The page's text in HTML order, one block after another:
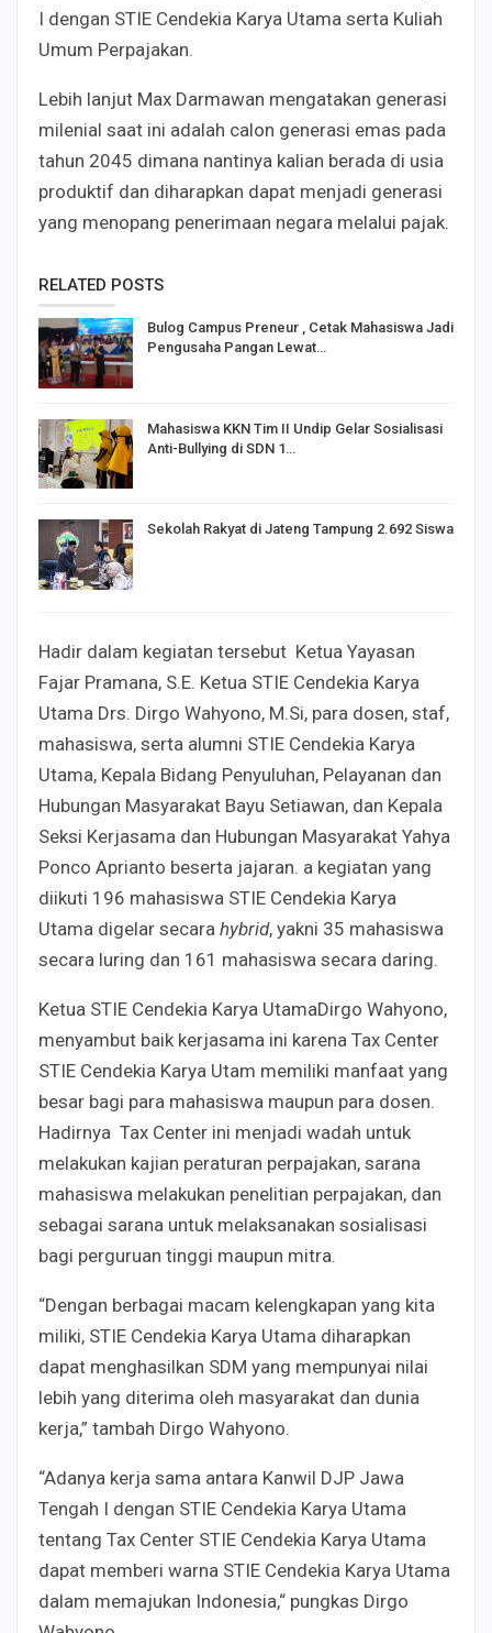
I dengan STIE Cendekia Karya Utama serta Kuliah
Umum Perpajakan.
Lebih lanjut Max Darmawan mengatakan generasi
milenial saat ini adalah​ calon generasi emas pada
tahun 2045​ dimana nantinya kalian berada di usia
produktif dan diharapkan dapat menjadi generasi
yang menopang penerimaan negara melalui pajak.
RELATED POSTS
Bulog Campus Preneur , Cetak Mahasiswa Jadi
Pengusaha Pangan Lewat…
Mahasiswa KKN Tim II Undip Gelar Sosialisasi
Anti-Bullying di SDN 1…
Sekolah Rakyat di Jateng Tampung 2.692 Siswa
Hadir dalam kegiatan tersebut Ketua Yayasan
Fajar Pramana, S.E. Ketua STIE Cendekia Karya
Utama Drs. Dirgo Wahyono, M.Si, para dosen, staf,
mahasiswa, serta alumni STIE Cendekia Karya
Utama, Kepala Bidang Penyuluhan, Pelayanan dan
Hubungan Masyarakat Bayu Setiawan, dan Kepala
Seksi Kerjasama dan Hubungan Masyarakat Yahya
Ponco Aprianto beserta jajaran. a kegiatan yang
diikuti 196 mahasiswa STIE Cendekia Karya
Utama digelar secara hybrid, yakni 35 mahasiswa
secara luring dan 161 mahasiswa secara daring.
Ketua STIE Cendekia Karya UtamaDirgo Wahyono,
menyambut baik kerjasama ini karena Tax Center
STIE Cendekia Karya Utam memiliki manfaat yang
besar bagi para mahasiswa maupun para dosen.
Hadirnya Tax Center ini menjadi wadah untuk
melakukan kajian peraturan perpajakan, sarana
mahasiswa melakukan penelitian perpajakan, dan
sebagai sarana untuk melaksanakan sosialisasi
bagi perguruan tinggi maupun mitra.
“Dengan berbagai macam kelengkapan yang kita
miliki, STIE Cendekia Karya Utama diharapkan
dapat menghasilkan SDM yang mempunyai nilai
lebih yang diterima oleh masyarakat dan dunia
kerja,” tambah Dirgo Wahyono.
“Adanya kerja sama antara Kanwil DJP Jawa
Tengah I dengan STIE Cendekia Karya Utama
tentang Tax Center STIE Cendekia Karya Utama
dapat memberi warna STIE Cendekia Karya Utama
dalam memajukan Indonesia,“ pungkas Dirgo